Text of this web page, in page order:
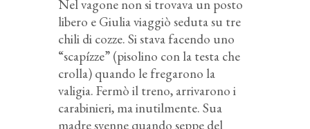
Nel vagone non si trovava un posto
libero e Giulia viaggiò seduta su tre
chili di cozze. Si stava facendo uno
“scapízze” (pisolino con la testa che
crolla) quando le fregarono la
valigia. Fermò il treno, arrivarono i
carabinieri, ma inutilmente. Sua
madre svenne quando seppe del